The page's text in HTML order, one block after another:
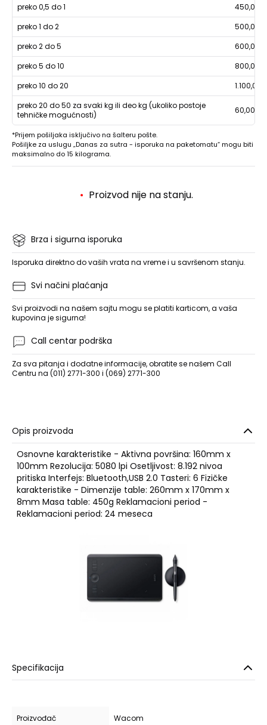
preko 0,5 do 1
450,00
preko 1 do 2
500,00
preko 2 do 5
600,00
preko 5 do 10
800,00
preko 10 do 20
1.100,00
preko 20 do 50 za svaki kg ili deo kg (ukoliko postoje
tehničke mogućnosti)
60,00
*Prijem pošiljaka isključivo na šalteru pošte.
Pošiljke za uslugu „Danas za sutra - isporuka na paketomatu“ mogu biti
maksimalno do 15 kilograma.
Proizvod nije na stanju.
Brza i sigurna isporuka
Isporuka direktno do vaših vrata na vreme i u savršenom stanju.
Svi načini plaćanja
Svi proizvodi na našem sajtu mogu se platiti karticom, a vaša
kupovina je sigurna!
Call centar podrška
Za sva pitanja i dodatne informacije, obratite se našem Call
Centru na (011) 2771-300 i (069) 2771-300
Opis proizvoda
Osnovne karakteristike - Aktivna površina: 160mm x
100mm Rezolucija: 5080 lpi Osetljivost: 8.192 nivoa
pritiska Interfejs: Bluetooth,USB 2.0 Tasteri: 6 Fizičke
karakteristike - Dimenzije table: 260mm x 170mm x
8mm Masa table: 450g Reklamacioni period -
Reklamacioni period: 24 meseca
Specifikacija
Proizvođač Wacom